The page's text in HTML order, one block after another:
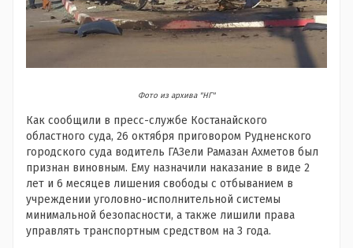
Фото из архива "НГ"
Как сообщили в пресс-службе Костанайского
областного суда, 26 октября приговором Рудненского
городского суда водитель ГАЗели Рамазан Ахметов был
признан виновным. Ему назначили наказание в виде 2
лет и 6 месяцев лишения свободы с отбыванием в
учреждении уголовно-исполнительной системы
минимальной безопасности, а также лишили права
управлять транспортным средством на 3 года.